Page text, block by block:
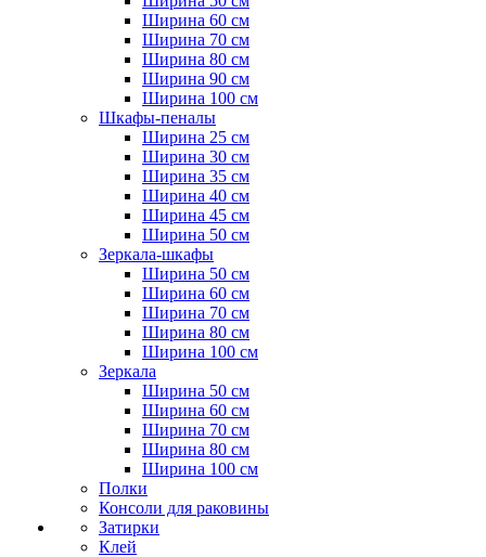
Ширина 60 см
Ширина 70 см
Ширина 80 см
Ширина 90 см
Ширина 100 см
Шкафы-пеналы
Ширина 25 см
Ширина 30 см
Ширина 35 см
Ширина 40 см
Ширина 45 см
Ширина 50 см
Зеркала-шкафы
Ширина 50 см
Ширина 60 см
Ширина 70 см
Ширина 80 см
Ширина 100 см
Зеркала
Ширина 50 см
Ширина 60 см
Ширина 70 см
Ширина 80 см
Ширина 100 см
Полки
Консоли для раковины
Затирки
Клей